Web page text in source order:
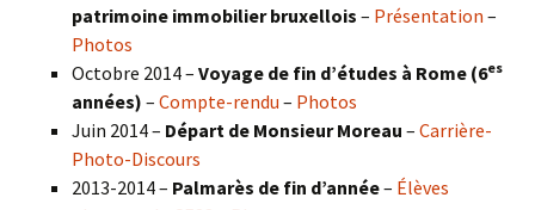
patrimoine immobilier bruxellois – Présentation –
Photos
Octobre 2014 – Voyage de fin d’études à Rome (6es
années) – Compte-rendu – Photos
Juin 2014 – Départ de Monsieur Moreau – Carrière-
Photo-Discours
2013-2014 – Palmarès de fin d’année– Élèves